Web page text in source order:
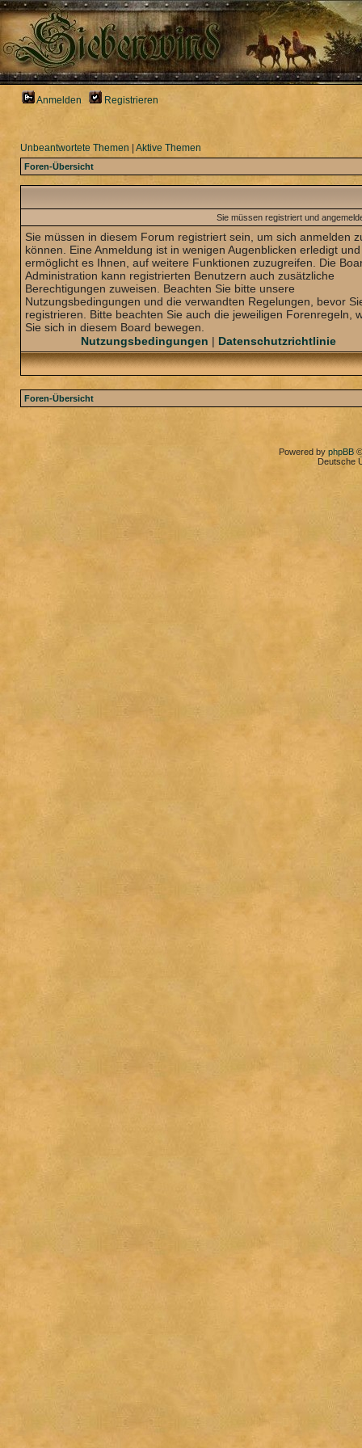
Anmelden Registrieren
Unbeantwortete Themen Aktive Themen
Foren-Übersicht
Sie müssen registriert und
Sie müssen in diesem Forum registriert sein, um sich anmelden
können. Eine Anmeldung ist in wenigen Augenblicken erledigt und
ermöglicht es Ihnen, auf weitere Funktionen zuzugreifen. Die
Administration kann registrierten Benutzern auch zusätzliche
Berechtigungen zuweisen. Beachten Sie bitte unsere
Nutzungsbedingungen und die verwandten Regelungen, bevor
registrieren. Bitte beachten Sie auch die jeweiligen Forenregeln,
Sie sich in diesem Board bewegen.
Nutzungsbedingungen | Datenschutzrichtlinie
Foren-Übersicht
Powered by phpBB
Deutsche